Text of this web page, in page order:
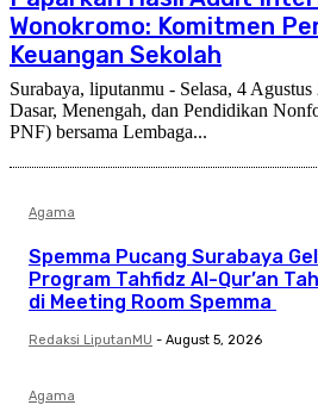
Wonokromo: Komitmen
Keuangan Sekolah
Surabaya, liputanmu - Selasa, 4
Dasar, Menengah, dan Pendidikan
PNF) bersama Lembaga...
Agama
Spemma Pucang Surabaya
Program Tahfidz Al-Qur’an
di Meeting Room Spemma
Redaksi LiputanMU - August 5, 2026
Agama